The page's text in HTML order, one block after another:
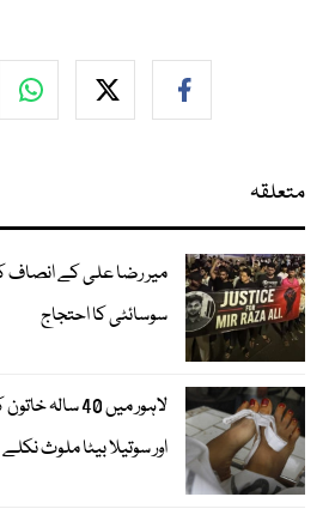
متعلقہ
میر رضا علی کے انصاف
سوسائٹی کا احتجاج
لاہور میں 40
اور سوتیلا بیٹا ملوث نکلے